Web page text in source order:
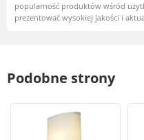
popularność produktów wśród
prezentować wysokiej jakości i
Podobne strony